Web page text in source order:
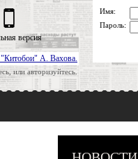
А. Вахова.
или авторизуйтесь.
версия
Имя:
Пароль: